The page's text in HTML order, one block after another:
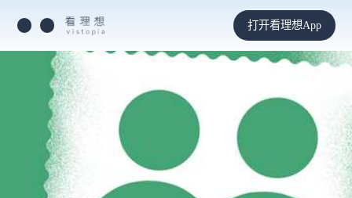
打开看理想App